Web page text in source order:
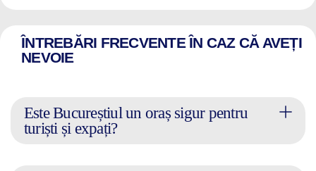
ÎNTREBĂRI FRECVENTE ÎN CAZ CĂ AVEȚI
NEVOIE
Este Bucureștiul un oraș sigur pentru
turiști și expați?